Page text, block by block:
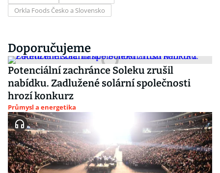
Orkla Foods Česko a Slovensko
Doporučujeme
Potenciální zachránce Soleku zrušil
nabídku. Zadlužené solární společnosti
hrozí konkurz
Průmysl a energetika